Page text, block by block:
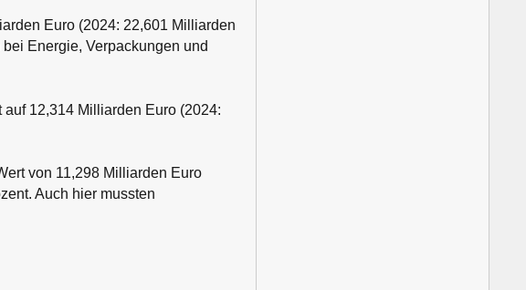
Euro (2024: 22,601 Milliarden
Energie, Verpackungen und
12,314 Milliarden Euro (2024:
von 11,298 Milliarden Euro
Auch hier mussten